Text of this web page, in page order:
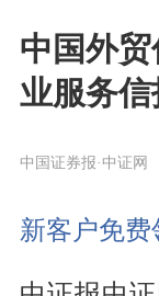
中国外
业服务信
中国证券报·中证网
新客户免